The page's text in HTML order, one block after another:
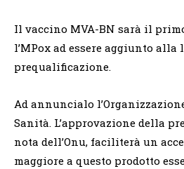
Il vaccino MVA-BN sarà il
l’MPox ad essere aggiunto alla
prequalificazione.
Ad annuncialo
Sanità. L’approvazione della
nota dell’Onu, faciliterà un
maggiore a questo prodotto